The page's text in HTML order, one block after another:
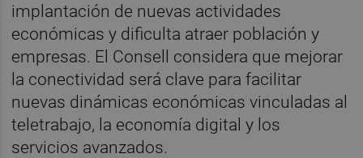
implantación de nuevas actividades
económicas y dificulta atraer población y
empresas. El Consell considera que mejorar
la conectividad será clave para facilitar
nuevas dinámicas económicas vinculadas al
teletrabajo, la economía digital y los
servicios avanzados.